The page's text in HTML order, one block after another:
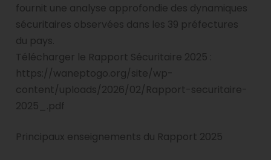
fournit une analyse approfondie des dynamiques
sécuritaires observées dans les 39 préfectures
du pays.
Télécharger le Rapport Sécuritaire 2025 :
https://waneptogo.org/site/wp-
content/uploads/2026/02/Rapport-securitaire-
2025_.pdf
Principaux enseignements du Rapport 2025